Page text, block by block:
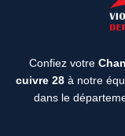
Confiez votre
cuivre 28à notre
dans le